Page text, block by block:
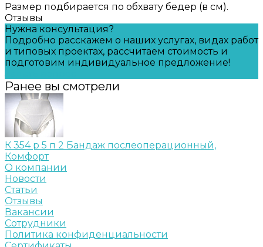
Размер подбирается по обхвату бедер (в см).
Отзывы
Нужна консультация?
Подробно расскажем о наших услугах, видах работ
и типовых проектах, рассчитаем стоимость и
подготовим индивидуальное предложение!
Ранее вы смотрели
К 354 р 5 п 2 Бандаж послеоперационный,
Комфорт
О компании
Новости
Статьи
Отзывы
Вакансии
Сотрудники
Политика конфиденциальности